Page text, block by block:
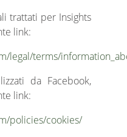
trattati per Insights
link:
legal/terms/
da Facebook,
link:
policies/cookies/